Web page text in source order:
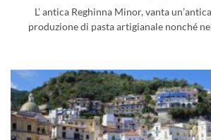
L’ antica Reghinna Minor, vanta
produzione di pasta artigianale nonché